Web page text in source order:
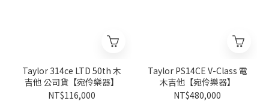
Taylor 314ce LTD 50th 木
吉他 公司貨【宛伶樂器】
NT$116,000
Taylor PS14CE V-Class 電
木吉他【宛伶樂器】
NT$480,000